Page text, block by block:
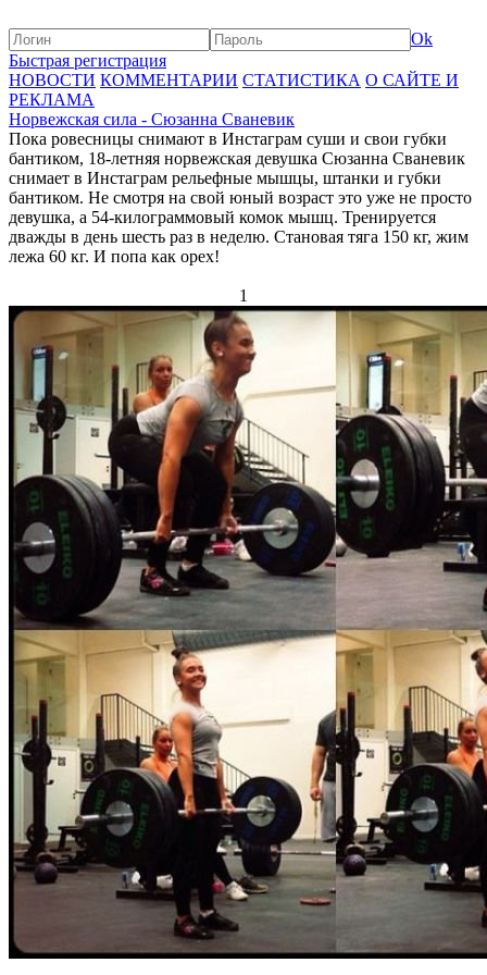
Ok
Быстрая регистрация
НОВОСТИ КОММЕНТАРИИ СТАТИСТИКА О САЙТЕ И
РЕКЛАМА
Норвежская сила - Сюзанна Сваневик
Пока ровесницы снимают в Инстаграм суши и свои губки
бантиком, 18-летняя норвежская девушка Сюзанна Сваневик
снимает в Инстаграм рельефные мышцы, штанки и губки
бантиком. Не смотря на свой юный возраст это уже не просто
девушка, а 54-килограммовый комок мышц. Тренируется
дважды в день шесть раз в неделю. Становая тяга 150 кг, жим
лежа 60 кг. И попа как орех!
1